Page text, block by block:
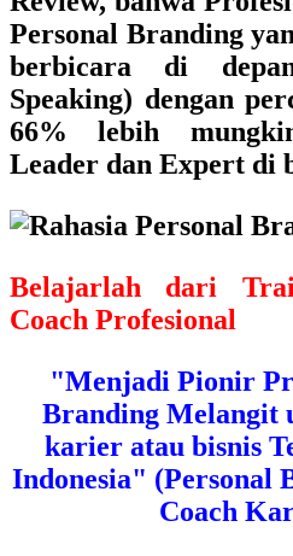
Personal Branding
berbicara di
Speaking) dengan
66% lebih
Leader dan Expert di
Belajarlah dari
Coach Profesional
"Menjadi Pionir
Branding Melangit
karier atau bisnis
Indonesia" (Personal
Coach